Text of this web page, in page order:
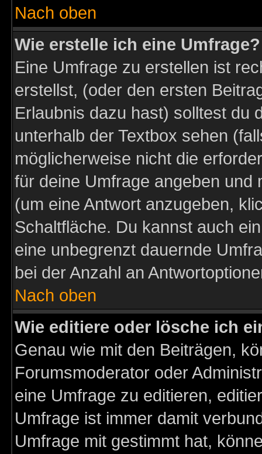
Nach oben
Wie erstelle ich eine Umfrage?
Eine Umfrage zu erstellen ist
erstellst, (oder den ersten
Erlaubnis dazu hast) solltest du
unterhalb der Textbox sehen
möglicherweise nicht die
für deine Umfrage angeben und
(um eine Antwort anzugeben,
Schaltfläche. Du kannst auch
eine unbegrenzt dauernde
bei der Anzahl an
Nach oben
Wie editiere oder lösche ich
Genau wie mit den Beiträgen,
Forumsmoderator oder
eine Umfrage zu editieren,
Umfrage ist immer damit
Umfrage mit gestimmt hat,